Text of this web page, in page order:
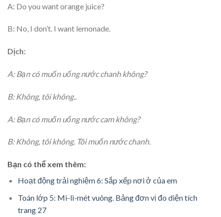
A: Do you want orange juice?
B: No, I don’t. I want lemonade.
Dịch:
A: Bạn có muốn uống nước chanh không?
B: Không, tôi không..
A: Bạn có muốn uống nước cam không?
B: Không, tôi không. Tôi muốn nước chanh.
Bạn có thể xem thêm:
Hoạt động trải nghiệm 6: Sắp xếp nơi ở của em
Toán lớp 5: Mi-li-mét vuông. Bảng đơn vị đo diện tích
trang 27